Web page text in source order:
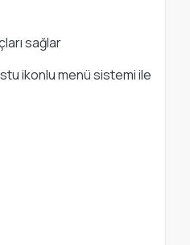
sağlar
ikonlu menü sistemi ile